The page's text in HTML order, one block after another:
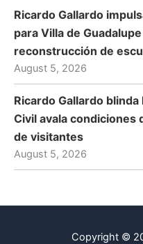
Ricardo Gallardo
para Villa de
reconstrucción de
August 5, 2026
Ricardo Gallardo
Civil avala condiciones
de visitantes
August 5, 2026
Copyright ©